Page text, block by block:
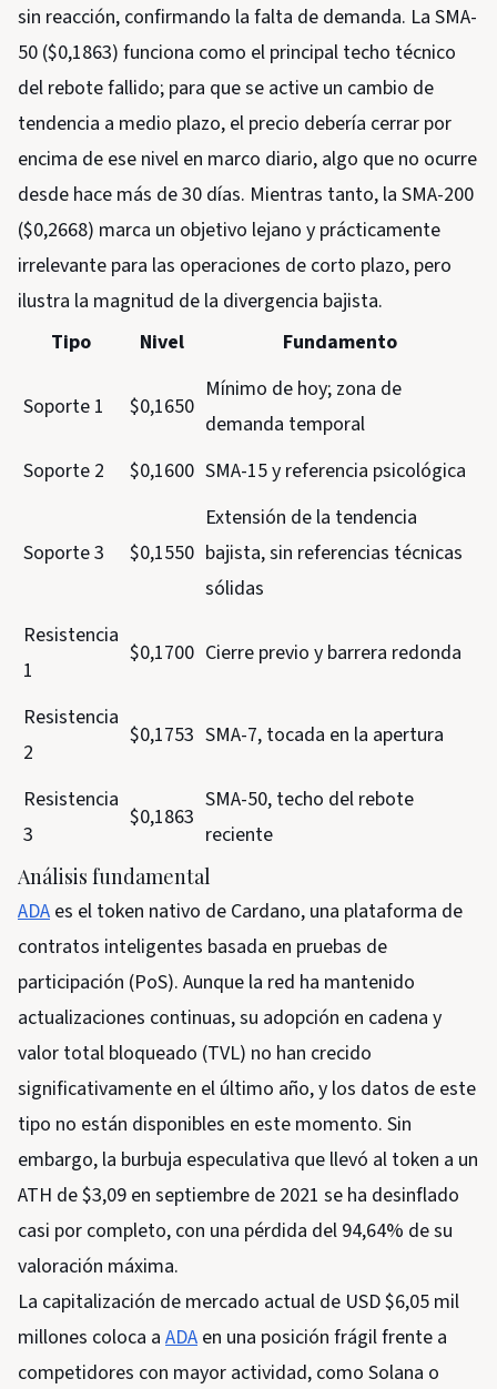
sin reacción, confirmando la falta de demanda. La SMA-
50 ($0,1863) funciona como el principal techo técnico
del rebote fallido; para que se active un cambio de
tendencia a medio plazo, el precio debería cerrar por
encima de ese nivel en marco diario, algo que no ocurre
desde hace más de 30 días. Mientras tanto, la SMA-200
($0,2668) marca un objetivo lejano y prácticamente
irrelevante para las operaciones de corto plazo, pero
ilustra la magnitud de la divergencia bajista.
Tipo
Nivel Fundamento
Soporte 1 $0,1650
Mínimo de hoy; zona de
demanda temporal
Soporte 2
$0,1600 SMA-15 y referencia psicológica
Soporte 3 $0,1550
Extensión de la tendencia
bajista, sin referencias técnicas
sólidas
Resistencia
1
$0,1700 Cierre previo y barrera redonda
Resistencia
2
$0,1753 SMA-7, tocada en la apertura
Resistencia
3
$0,1863
SMA-50, techo del rebote
reciente
Análisis fundamental
ADA es el token nativo de Cardano, una plataforma de
contratos inteligentes basada en pruebas de
participación (PoS). Aunque la red ha mantenido
actualizaciones continuas, su adopción en cadena y
valor total bloqueado (TVL) no han crecido
significativamente en el último año, y los datos de este
tipo no están disponibles en este momento. Sin
embargo, la burbuja especulativa que llevó al token a un
ATH de $3,09 en septiembre de 2021 se ha desinflado
casi por completo, con una pérdida del 94,64% de su
valoración máxima.
La capitalización de mercado actual de USD $6,05 mil
millones coloca a ADA en una posición frágil frente a
competidores con mayor actividad, como Solana o